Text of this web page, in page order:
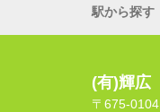
駅から探す
(有)輝広
〒675-0104